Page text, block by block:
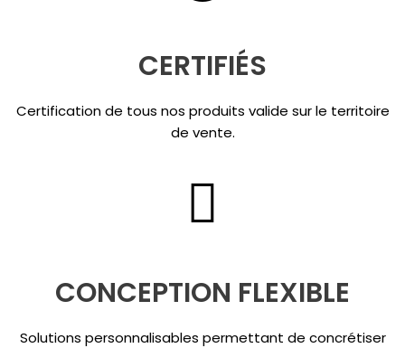
CERTIFIÉS
Certification de tous nos produits valide sur le territoire
de vente.
CONCEPTION FLEXIBLE
Solutions personnalisables permettant de concrétiser